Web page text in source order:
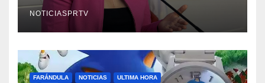
NOTICIASPRTV
FARÁNDULA NOTICIAS ULTIMA HORA